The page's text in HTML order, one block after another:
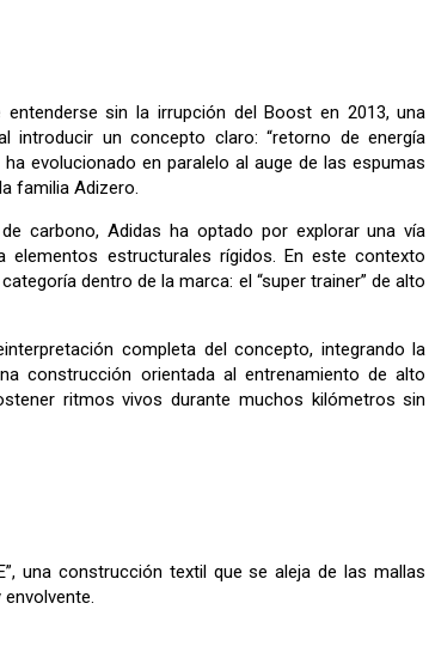
sin la irrupción del Boost en 2013, una
introducir un concepto claro: “retorno de energía
evolucionado en paralelo al auge de las espumas
familia Adizero.
carbono, Adidas ha optado por explorar una vía
elementos estructurales rígidos. En este contexto
dentro de la marca: el “super trainer” de alto
completa del concepto, integrando la
construcción orientada al entrenamiento de alto
ritmos vivos durante muchos kilómetros sin
una construcción textil que se aleja de las mallas